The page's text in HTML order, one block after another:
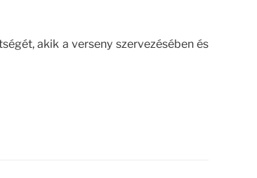
akik a verseny szervezésében és